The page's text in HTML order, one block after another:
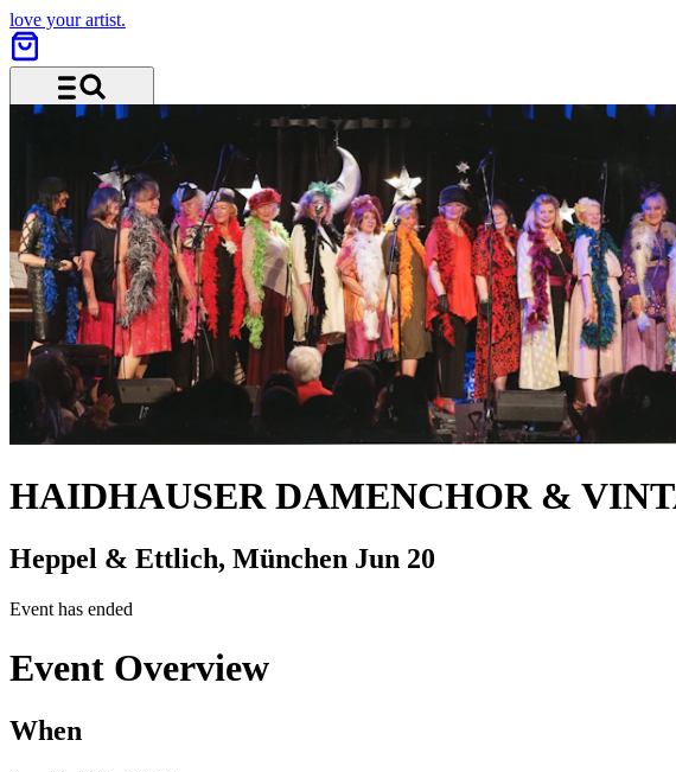
love your artist.
Menu and search
HAIDHAUSER DAMENCHOR &
Heppel & Ettlich, München Jun 20
Event has ended
Event Overview
When